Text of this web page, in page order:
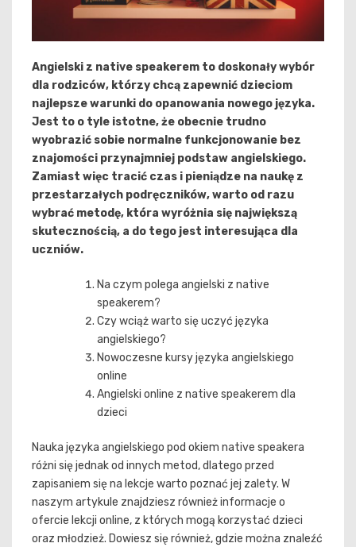
Angielski z native speakerem to doskonały wybór
dla rodziców, którzy chcą zapewnić dzieciom
najlepsze warunki do opanowania nowego języka.
Jest to o tyle istotne, że obecnie trudno
wyobrazić sobie normalne funkcjonowanie bez
znajomości przynajmniej podstaw angielskiego.
Zamiast więc tracić czas i pieniądze na naukę z
przestarzałych podręczników, warto od razu
wybrać metodę, która wyróżnia się największą
skutecznością, a do tego jest interesująca dla
uczniów.
Na czym polega angielski z native
speakerem?
Czy wciąż warto się uczyć języka
angielskiego?
Nowoczesne kursy języka angielskiego
online
Angielski online z native speakerem dla
dzieci
Nauka języka angielskiego pod okiem native speakera
różni się jednak od innych metod, dlatego przed
zapisaniem się na lekcje warto poznać jej zalety. W
naszym artykule znajdziesz również informacje o
ofercie lekcji online, z których mogą korzystać dzieci
oraz młodzież. Dowiesz się również, gdzie można znaleźć